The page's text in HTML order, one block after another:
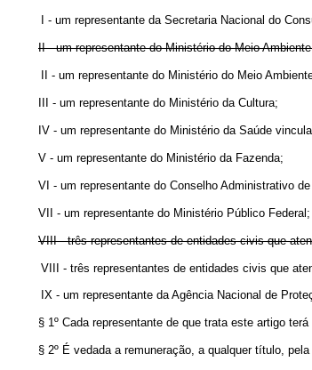
I - um representante da Secretaria Nacional do
II - um representante do Ministério do Meio
II - um representante do Ministério do Meio
III - um representante do Ministério da Cultura;
IV - um representante do Ministério da Saúde
V - um representante do Ministério da Fazenda;
VI - um representante do Conselho Administrativo
VII - um representante do Ministério Público Federal;
VIII - três representantes de entidades civis que
VIII - três representantes de entidades civis que
IX - um representante da Agência Nacional de
§ 1º Cada representante de que trata este artigo
§ 2º É vedada a remuneração, a qualquer título,